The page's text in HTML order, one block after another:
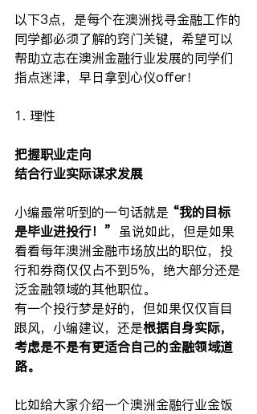
以下3点，是每个在澳洲找寻金融工作的
同学都必须了解的窍门关键，希望可以
帮助立志在澳洲金融行业发展的同学们
指点迷津，早日拿到心仪offer！
1. 理性
把握职业走向
结合行业实际谋求发展
小编最常听到的一句话就是 “我的目标
是毕业进投行！” 虽说如此，但是如果
看看每年澳洲金融市场放出的职位，投
行和券商仅仅占不到5%，绝大部分还是
泛金融领域的其他职位。
有一个投行梦是好的，但如果仅仅盲目
跟风，小编建议，还是根据自身实际，
考虑是不是有更适合自己的金融领域道
路。
比如给大家介绍一个澳洲金融行业金饭